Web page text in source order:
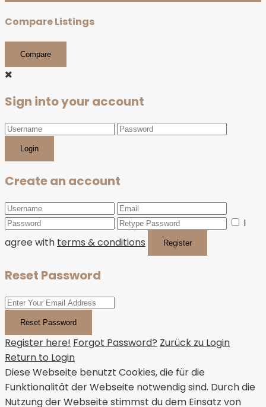
Compare Listings
Compare
Sign into your account
Login
Create an account
I
agree with terms & conditions Register
Reset Password
Reset Password
Register here! Forgot Password? Zurück zu Login
Return to Login
Diese Webseite benutzt Cookies, die für die
Funktionalität der Webseite notwendig sind. Durch die
Nutzung der Webseite stimmst du dem Einsatz von